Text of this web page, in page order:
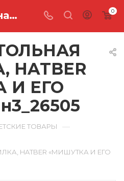
Купить игра настольная бродилка, hatber «мишутка и его друзья» Ин3_26505 в Ростове-на-Дону 0
И ЕГО
ТОВАРЫ —
HATBER «МИШУТКА И ЕГО